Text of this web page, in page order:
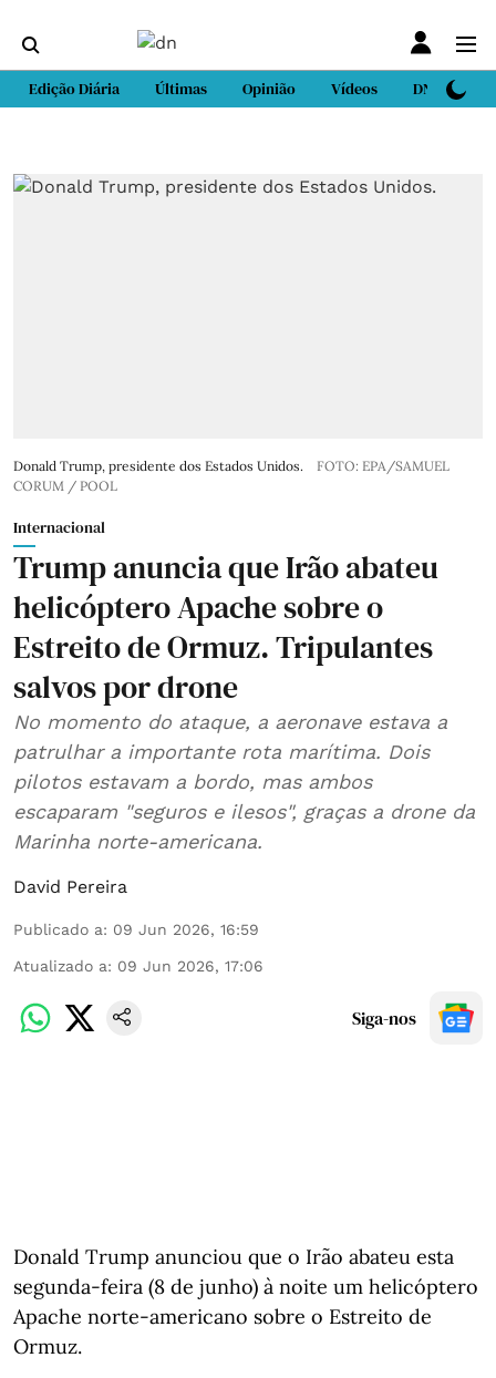
Edição Diária Últimas Opinião Vídeos DN Sport
Donald Trump, presidente dos Estados Unidos.
FOTO: EPA/SAMUEL
CORUM / POOL
Internacional
Trump anuncia que Irão abateu
helicóptero Apache sobre o
Estreito de Ormuz. Tripulantes
salvos por drone
No momento do ataque, a aeronave estava a
patrulhar a importante rota marítima. Dois
pilotos estavam a bordo, mas ambos
escaparam "seguros e ilesos", graças a drone da
Marinha norte-americana.
David Pereira
Publicado a: 09 Jun 2026, 16:59
Atualizado a: 09 Jun 2026, 17:06
Siga-nos
Donald Trump anunciou que o Irão abateu esta
segunda-feira (8 de junho) à noite um helicóptero
Apache norte-americano sobre o Estreito de
Ormuz.